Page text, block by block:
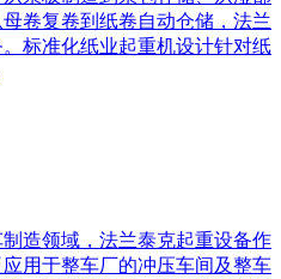
卷复卷到纸卷自动仓储，法兰
标准化纸业起重机设计针对纸
造领域，法兰泰克起重设备作
用于整车厂的冲压车间及整车